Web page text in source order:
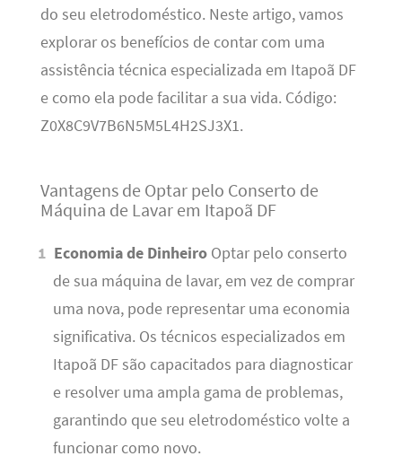
do seu eletrodoméstico. Neste artigo, vamos
explorar os benefícios de contar com uma
assistência técnica especializada em Itapoã DF
e como ela pode facilitar a sua vida. Código:
Z0X8C9V7B6N5M5L4H2SJ3X1.
Vantagens de Optar pelo Conserto de
Máquina de Lavar em Itapoã DF
Economia de Dinheiro Optar pelo conserto
de sua máquina de lavar, em vez de comprar
uma nova, pode representar uma economia
significativa. Os técnicos especializados em
Itapoã DF são capacitados para diagnosticar
e resolver uma ampla gama de problemas,
garantindo que seu eletrodoméstico volte a
funcionar como novo.